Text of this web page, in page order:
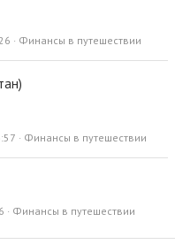
Финансы в путешествии
Финансы в путешествии
Финансы в путешествии